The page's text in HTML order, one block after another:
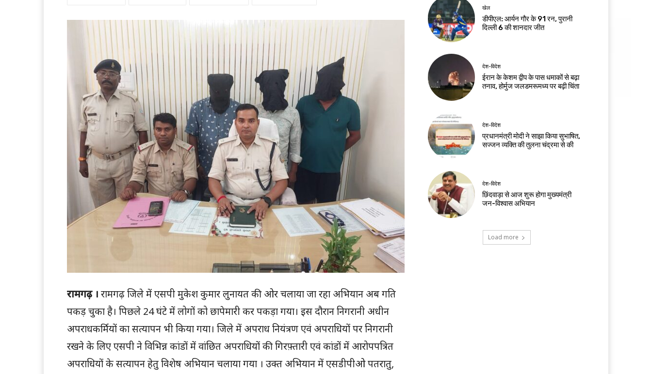
रामगढ़ । रामगढ़ जिले में एसपी मुकेश कुमार लुनायत की ओर चलाया जा रहा अभियान अब गति
पकड़ चुका है। पिछले 24 घंटे में लोगों को छापेमारी कर पकड़ा गया। इस दौरान निगरानी अधीन
अपराधकर्मियों का सत्यापन भी किया गया। जिले में अपराध नियंत्रण एवं अपराधियों पर निगरानी
रखने के लिए एसपी ने विभिन्न कांडों में वांछित अपराधियों की गिरफ़्तारी एवं कांडों में आरोपपत्रित
अपराधियों के सत्यापन हेतु विशेष अभियान चलाया गया । उक्त अभियान में एसडीपीओ पतरातु,
खेल
डीपीएल: आर्यन गौर के 91 रन, पुरानी
दिल्ली 6 की शानदार जीत
देश-विदेश
ईरान के केशम द्वीप के पास धमाकों से बढ़ा
तनाव, होर्मुज जलडमरूमध्य पर बढ़ी चिंता
देश-विदेश
प्रधानमंत्री मोदी ने साझा किया सुभाषित,
सज्जन व्यक्ति की तुलना चंद्रमा से की
देश-विदेश
छिंदवाड़ा से आज शुरू होगा मुख्यमंत्री
जन-विश्वास अभियान
Load more